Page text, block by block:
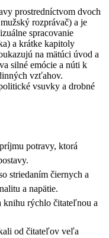
prostredníctvom dvoch
rozprávač) a je
spracovanie
a krátke kapitoly
na mätúci úvod a
silné emócie a núti k
vzťahov.
vsuvky a drobné
potravy, ktorá
striedaním čiernych a
a napätie.
knihu rýchlo čitateľnou a
od čitateľov veľa